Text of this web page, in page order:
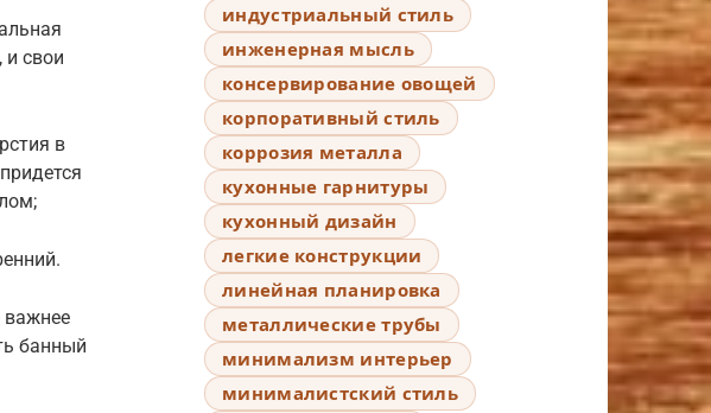
и свои
в
важнее
банный
индустриальный стиль
инженерная мысль
консервирование овощей
корпоративный стиль
коррозия металла
кухонные гарнитуры
кухонный дизайн
легкие конструкции
линейная планировка
металлические трубы
минимализм интерьер
минималистский стиль